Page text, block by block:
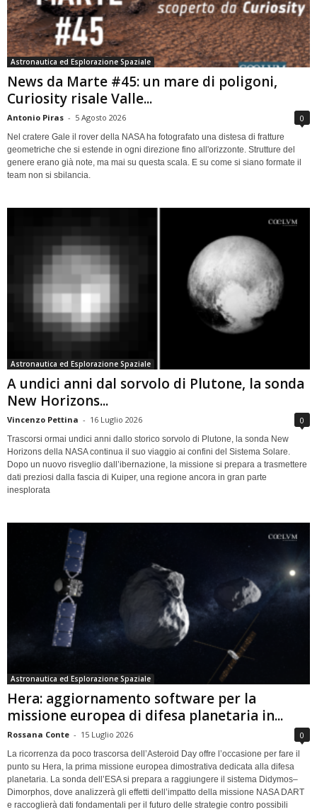
Astronautica ed Esplorazione Spaziale
News da Marte #45: un mare di poligoni,
Curiosity risale Valle...
Antonio Piras - 5 Agosto 2026 0
Nel cratere Gale il rover della NASA ha fotografato una distesa di fratture
geometriche che si estende in ogni direzione fino all'orizzonte. Strutture del
genere erano già note, ma mai su questa scala. E su come si siano formate il
team non si sbilancia.
Astronautica ed Esplorazione Spaziale
A undici anni dal sorvolo di Plutone, la sonda
New Horizons...
Vincenzo Pettina - 16 Luglio 2026 0
Trascorsi ormai undici anni dallo storico sorvolo di Plutone, la sonda New
Horizons della NASA continua il suo viaggio ai confini del Sistema Solare.
Dopo un nuovo risveglio dall’ibernazione, la missione si prepara a trasmettere
dati preziosi dalla fascia di Kuiper, una regione ancora in gran parte
inesplorata
Astronautica ed Esplorazione Spaziale
Hera: aggiornamento software per la
missione europea di difesa planetaria in...
Rossana Conte - 15 Luglio 2026 0
La ricorrenza da poco trascorsa dell’Asteroid Day offre l’occasione per fare il
punto su Hera, la prima missione europea dimostrativa dedicata alla difesa
planetaria. La sonda dell’ESA si prepara a raggiungere il sistema Didymos–
Dimorphos, dove analizzerà gli effetti dell’impatto della missione NASA DART
e raccoglierà dati fondamentali per il futuro delle strategie contro possibili